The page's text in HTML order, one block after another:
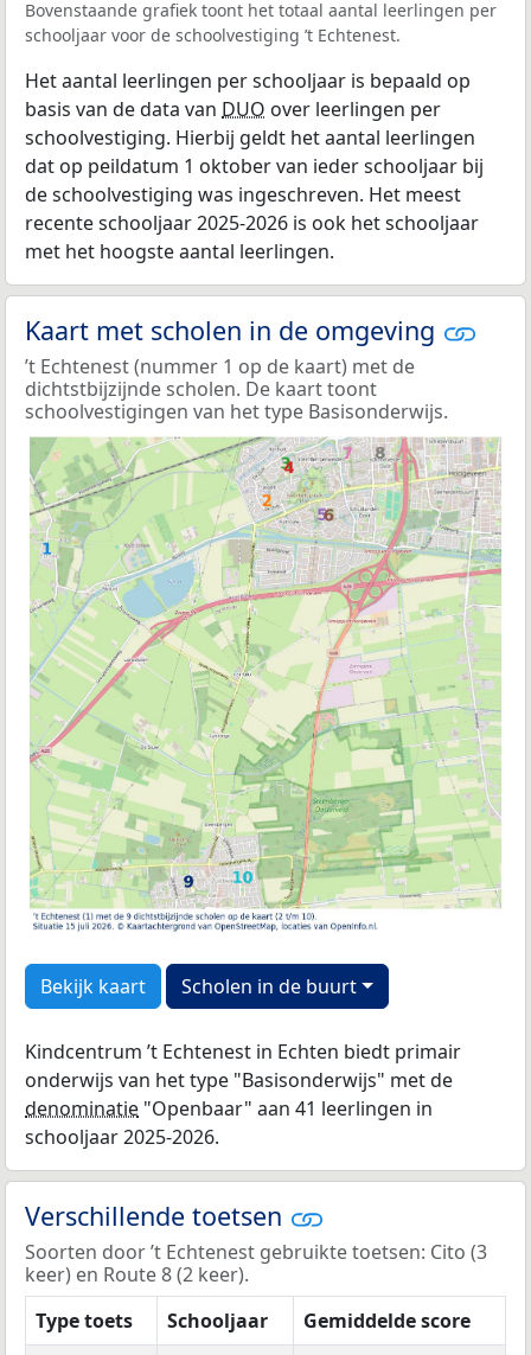
Bovenstaande grafiek toont het totaal aantal leerlingen per
schooljaar voor de schoolvestiging ’t Echtenest.
Het aantal leerlingen per schooljaar is bepaald op
basis van de data van DUO over leerlingen per
schoolvestiging. Hierbij geldt het aantal leerlingen
dat op peildatum 1 oktober van ieder schooljaar bij
de schoolvestiging was ingeschreven. Het meest
recente schooljaar 2025-2026 is ook het schooljaar
met het hoogste aantal leerlingen.
Kaart met scholen in de omgeving
’t Echtenest (nummer 1 op de kaart) met de
dichtstbijzijnde scholen. De kaart toont
schoolvestigingen van het type Basisonderwijs.
Bekijk kaart Scholen in de buurt
Kindcentrum ’t Echtenest in Echten biedt primair
onderwijs van het type "Basisonderwijs" met de
denominatie "Openbaar" aan 41 leerlingen in
schooljaar 2025-2026.
Verschillende toetsen
Soorten door ’t Echtenest gebruikte toetsen: Cito (3
keer) en Route 8 (2 keer).
Type toets
Schooljaar
Gemiddelde score